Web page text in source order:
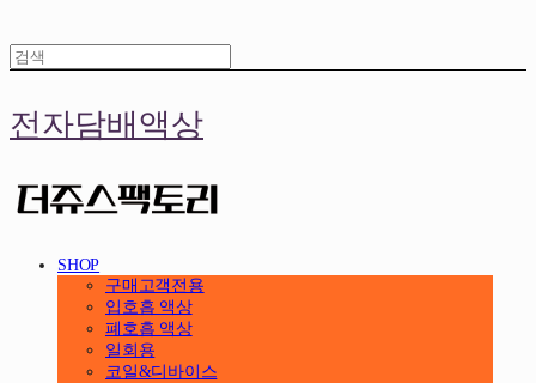
전자담배액상
SHOP
구매고객전용
입호흡 액상
폐호흡 액상
일회용
코일&디바이스